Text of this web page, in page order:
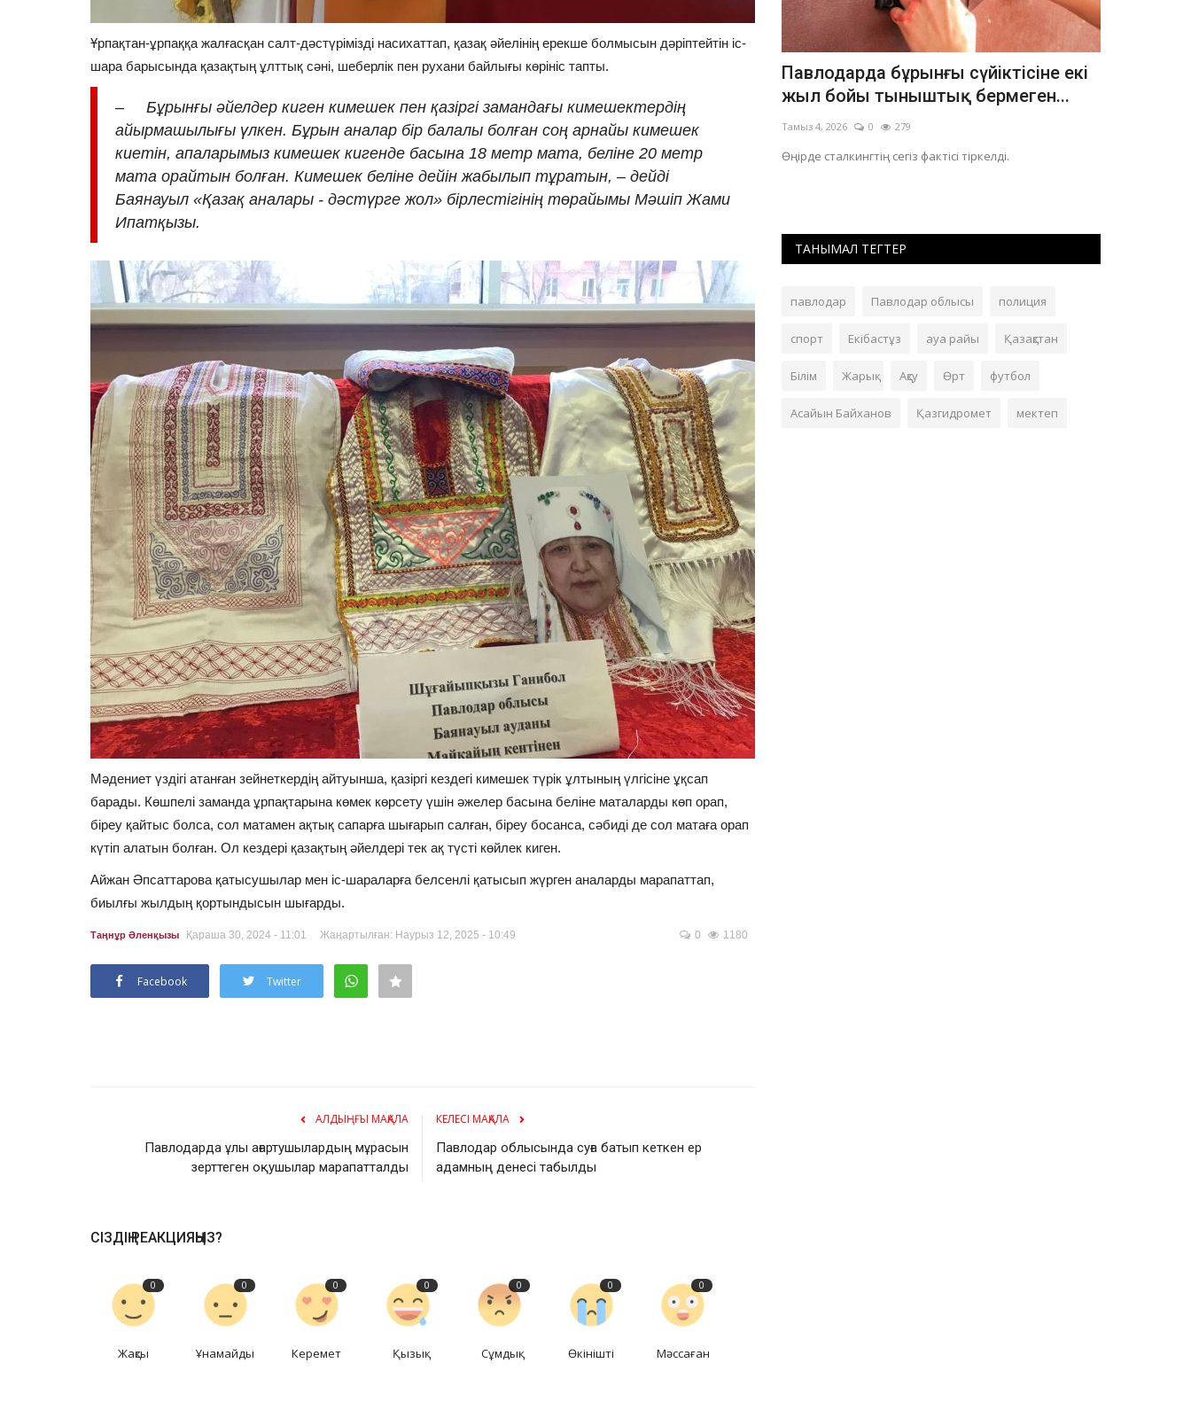
Ұрпақтан-ұрпаққа жалғасқан салт-дәстүрімізді насихаттап, қазақ әйелінің ерекше болмысын дәріптейтін іс-
шара барысында қазақтың ұлттық сәні, шеберлік пен рухани байлығы көрініс тапты.
– Бұрынғы әйелдер киген кимешек пен қазіргі замандағы кимешектердің
айырмашылығы үлкен. Бұрын аналар бір балалы болған соң арнайы кимешек
киетін, апаларымыз кимешек кигенде басына 18 метр мата, беліне 20 метр
мата орайтын болған. Кимешек беліне дейін жабылып тұратын, – дейді
Баянауыл «Қазақ аналары - дәстүрге жол» бірлестігінің төрайымы Мәшіп Жами
Ипатқызы.
Мәдениет үздігі атанған зейнеткердің айтуынша, қазіргі кездегі кимешек түрік ұлтының үлгісіне ұқсап
барады. Көшпелі заманда ұрпақтарына көмек көрсету үшін әжелер басына беліне маталарды көп орап,
біреу қайтыс болса, сол матамен ақтық сапарға шығарып салған, біреу босанса, сәбиді де сол матаға орап
күтіп алатын болған. Ол кездері қазақтың әйелдері тек ақ түсті көйлек киген.
Айжан Әпсаттарова қатысушылар мен іс-шараларға белсенлі қатысып жүрген аналарды марапаттап,
биылғы жылдың қортындысын шығарды.
Таңнұр Әленқызы Қараша 30, 2024 - 11:01 Жаңартылған: Наурыз 12, 2025 - 10:49 0 1180
Facebook Twitter
АЛДЫҢҒЫ МАҚАЛА
Павлодарда ұлы ағартушылардың мұрасын
зерттеген оқушылар марапатталды
КЕЛЕСІ МАҚАЛА
Павлодар облысында суға батып кеткен ер
адамның денесі табылды
СІЗДІҢ РЕАКЦИЯҢЫЗ?
0
Жақсы
0
Ұнамайды
0
Керемет
0
Қызық
0
Сұмдық
0
Өкінішті
0
Мәссаған
Баянауылға екі күндік сапарда қай
жерлерді аралауға болады?
Шілде 28, 2026 0 589
Ақпараттық тур аясында туристік сала өкілдері,
журналистер, блогерлер мен мамандар...
Екібастұз ЖЭО-дағы соңғы екі
қазандық қыркүйекте іске
қосылады
Тамыз 5, 2026 0 268
Жөндеу жұмыстары белгіленген кестемен толық
жалғасуда.
Павлодарда бұрынғы сүйіктісіне екі
жыл бойы тыныштық бермеген...
Тамыз 4, 2026 0 279
Өңірде сталкингтің сегіз фактісі тіркелді.
ТАНЫМАЛ ТЕГТЕР
павлодар Павлодар облысы полиция
спорт Екібастұз ауа райы Қазақстан
Білім Жарық Ақсу Өрт футбол
Асайын Байханов Қазгидромет мектеп